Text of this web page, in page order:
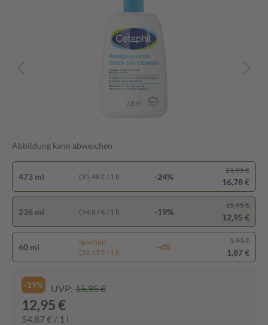
Abbildung kann abweichen
473 ml (35,48 € / 1 l) -24%
21,95 €
16,78 €
236 ml (54,87 € / 1 l) -19%
15,95 €
12,95 €
60 ml
Spartipp
(31,17 € / 1 l)
-4%
1,95 €
1,87 €
-19% UVP: 15,95 €
12,95 €
54,87 € / 1 l